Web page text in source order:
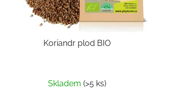
Koriandr plod BIO
hodnocení
Skladem (>5 ks)